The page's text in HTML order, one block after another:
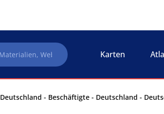
Karten
Deutschland - Beschäftigte - Deutschland -